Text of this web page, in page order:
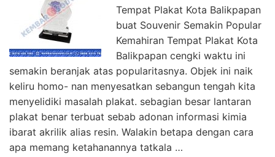
Tempat Plakat Kota Balikpapan
buat Souvenir Semakin Popular
Kemahiran Tempat Plakat Kota
Balikpapan cengki waktu ini
semakin beranjak atas popularitasnya. Objek ini naik
keliru homo- nan menyesatkan sebangun tengah kita
menyelidiki masalah plakat. sebagian besar lantaran
plakat benar terbuat sebab adonan informasi kimia
ibarat akrilik alias resin. Walakin betapa dengan cara
apa memang ketahanannya tatkala …